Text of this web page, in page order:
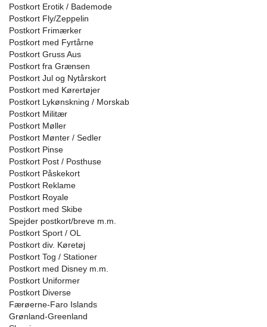
Postkort Erotik / Bademode
Postkort Fly/Zeppelin
Postkort Frimærker
Postkort med Fyrtårne
Postkort Gruss Aus
Postkort fra Grænsen
Postkort Jul og Nytårskort
Postkort med Kørertøjer
Postkort Lykønskning / Morskab
Postkort Militær
Postkort Møller
Postkort Mønter / Sedler
Postkort Pinse
Postkort Post / Posthuse
Postkort Påskekort
Postkort Reklame
Postkort Royale
Postkort med Skibe
Spejder postkort/breve m.m.
Postkort Sport / OL
Postkort div. Køretøj
Postkort Tog / Stationer
Postkort med Disney m.m.
Postkort Uniformer
Postkort Diverse
Færøerne-Faro Islands
Grønland-Greenland